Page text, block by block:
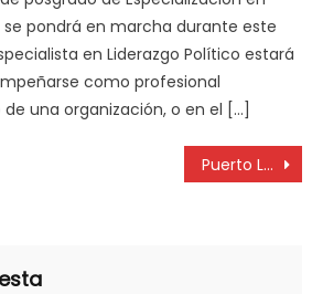
se pondrá en marcha durante este
en Liderazgo Político estará
como profesional
una organización, o en el […]
Puerto La Plata y TecPlata: operatividad simultánea para seguir conectando Argentina con el mundo